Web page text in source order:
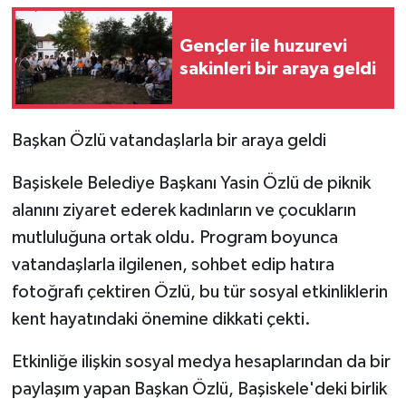
Gençler ile huzurevi
sakinleri bir araya geldi
Başkan Özlü vatandaşlarla bir araya geldi
Başiskele Belediye Başkanı Yasin Özlü de piknik
alanını ziyaret ederek kadınların ve çocukların
mutluluğuna ortak oldu. Program boyunca
vatandaşlarla ilgilenen, sohbet edip hatıra
fotoğrafı çektiren Özlü, bu tür sosyal etkinliklerin
kent hayatındaki önemine dikkati çekti.
Etkinliğe ilişkin sosyal medya hesaplarından da bir
paylaşım yapan Başkan Özlü, Başiskele'deki birlik